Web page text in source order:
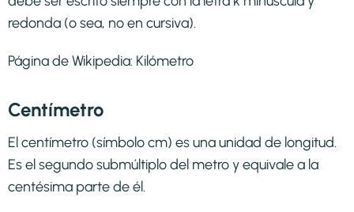
redonda (o sea, no en cursiva).
Página de Wikipedia: Kilómetro
Centímetro
El centímetro (símbolo cm) es una unidad de longitud.
Es el segundo submúltiplo del metro y equivale a la
centésima parte de él.